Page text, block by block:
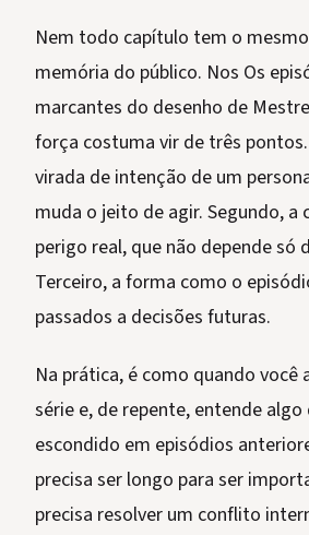
Nem todo capítulo tem o
memória do público. Nos Os
marcantes do desenho de
força costuma vir de três
virada de intenção de um
muda o jeito de agir. Segundo, a
perigo real, que não depende só
Terceiro, a forma como o
passados a decisões futuras.
Na prática, é como quando você
série e, de repente, entende algo
escondido em episódios
precisa ser longo para ser
precisa resolver um conflito